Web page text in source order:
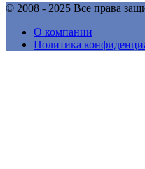
© 2008 - 2025 Все права
О компании
Политика